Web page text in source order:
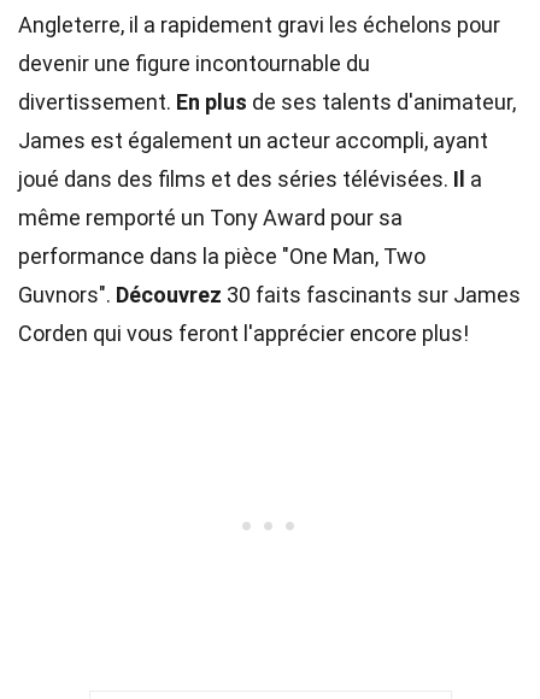
Angleterre, il a rapidement gravi les échelons pour
devenir une figure incontournable du
divertissement. En plus de ses talents d'animateur,
James est également un acteur accompli, ayant
joué dans des films et des séries télévisées. Il a
même remporté un Tony Award pour sa
performance dans la pièce "One Man, Two
Guvnors". Découvrez 30 faits fascinants sur James
Corden qui vous feront l'apprécier encore plus!